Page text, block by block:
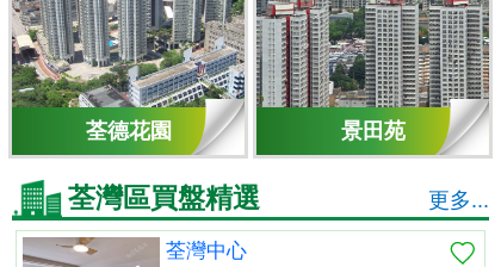
荃德花園 景田苑
荃灣區買盤精選 更多...
荃灣中心